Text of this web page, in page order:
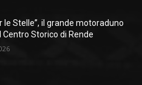
le Stelle”, il grande motoraduno
Centro Storico di Rende